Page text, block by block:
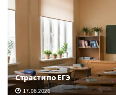
Страсти по ЕГЭ
17.06.2026